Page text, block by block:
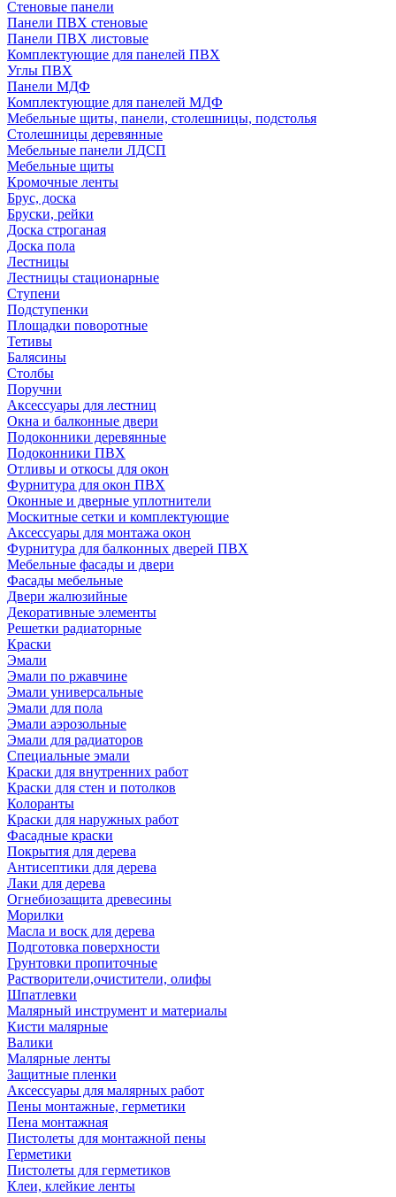
Стеновые панели
Панели ПВХ стеновые
Панели ПВХ листовые
Комплектующие для панелей ПВХ
Углы ПВХ
Панели МДФ
Комплектующие для панелей МДФ
Мебельные щиты, панели, столешницы, подстолья
Столешницы деревянные
Мебельные панели ЛДСП
Мебельные щиты
Кромочные ленты
Брус, доска
Бруски, рейки
Доска строганая
Доска пола
Лестницы
Лестницы стационарные
Ступени
Подступенки
Площадки поворотные
Тетивы
Балясины
Столбы
Поручни
Аксессуары для лестниц
Окна и балконные двери
Подоконники деревянные
Подоконники ПВХ
Отливы и откосы для окон
Фурнитура для окон ПВХ
Оконные и дверные уплотнители
Москитные сетки и комплектующие
Аксессуары для монтажа окон
Фурнитура для балконных дверей ПВХ
Мебельные фасады и двери
Фасады мебельные
Двери жалюзийные
Декоративные элементы
Решетки радиаторные
Краски
Эмали
Эмали по ржавчине
Эмали универсальные
Эмали для пола
Эмали аэрозольные
Эмали для радиаторов
Специальные эмали
Краски для внутренних работ
Краски для стен и потолков
Колоранты
Краски для наружных работ
Фасадные краски
Покрытия для дерева
Антисептики для дерева
Лаки для дерева
Огнебиозащита древесины
Морилки
Масла и воск для дерева
Подготовка поверхности
Грунтовки пропиточные
Растворители,очистители, олифы
Шпатлевки
Малярный инструмент и материалы
Кисти малярные
Валики
Малярные ленты
Защитные пленки
Аксессуары для малярных работ
Пены монтажные, герметики
Пена монтажная
Пистолеты для монтажной пены
Герметики
Пистолеты для герметиков
Клеи, клейкие ленты